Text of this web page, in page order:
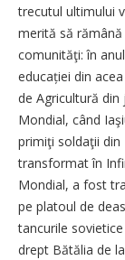
trecutul ultimului
merită să
comunităţi: în
educației din
de Agricultură din
Mondial, când
primiţi soldaţii
transformat în
Mondial, a fost
pe platoul de
tancurile
drept Bătălia de